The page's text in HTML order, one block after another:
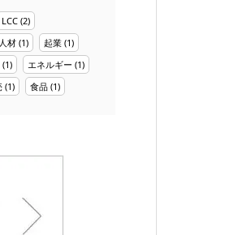
LCC (2)
材 (1) 起業 (1)
(1) エネルギー (1)
(1) 食品 (1)